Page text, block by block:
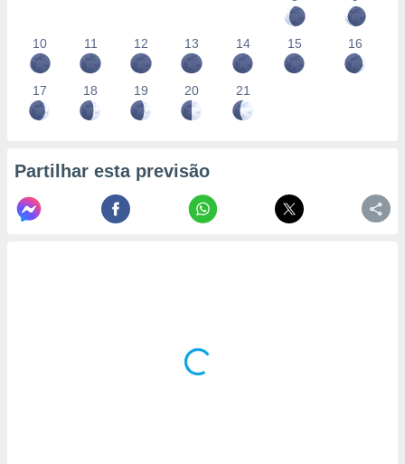
estudos
10 11 12 13 14 15 16
17 18 19 20 21
Partilhar esta previsão